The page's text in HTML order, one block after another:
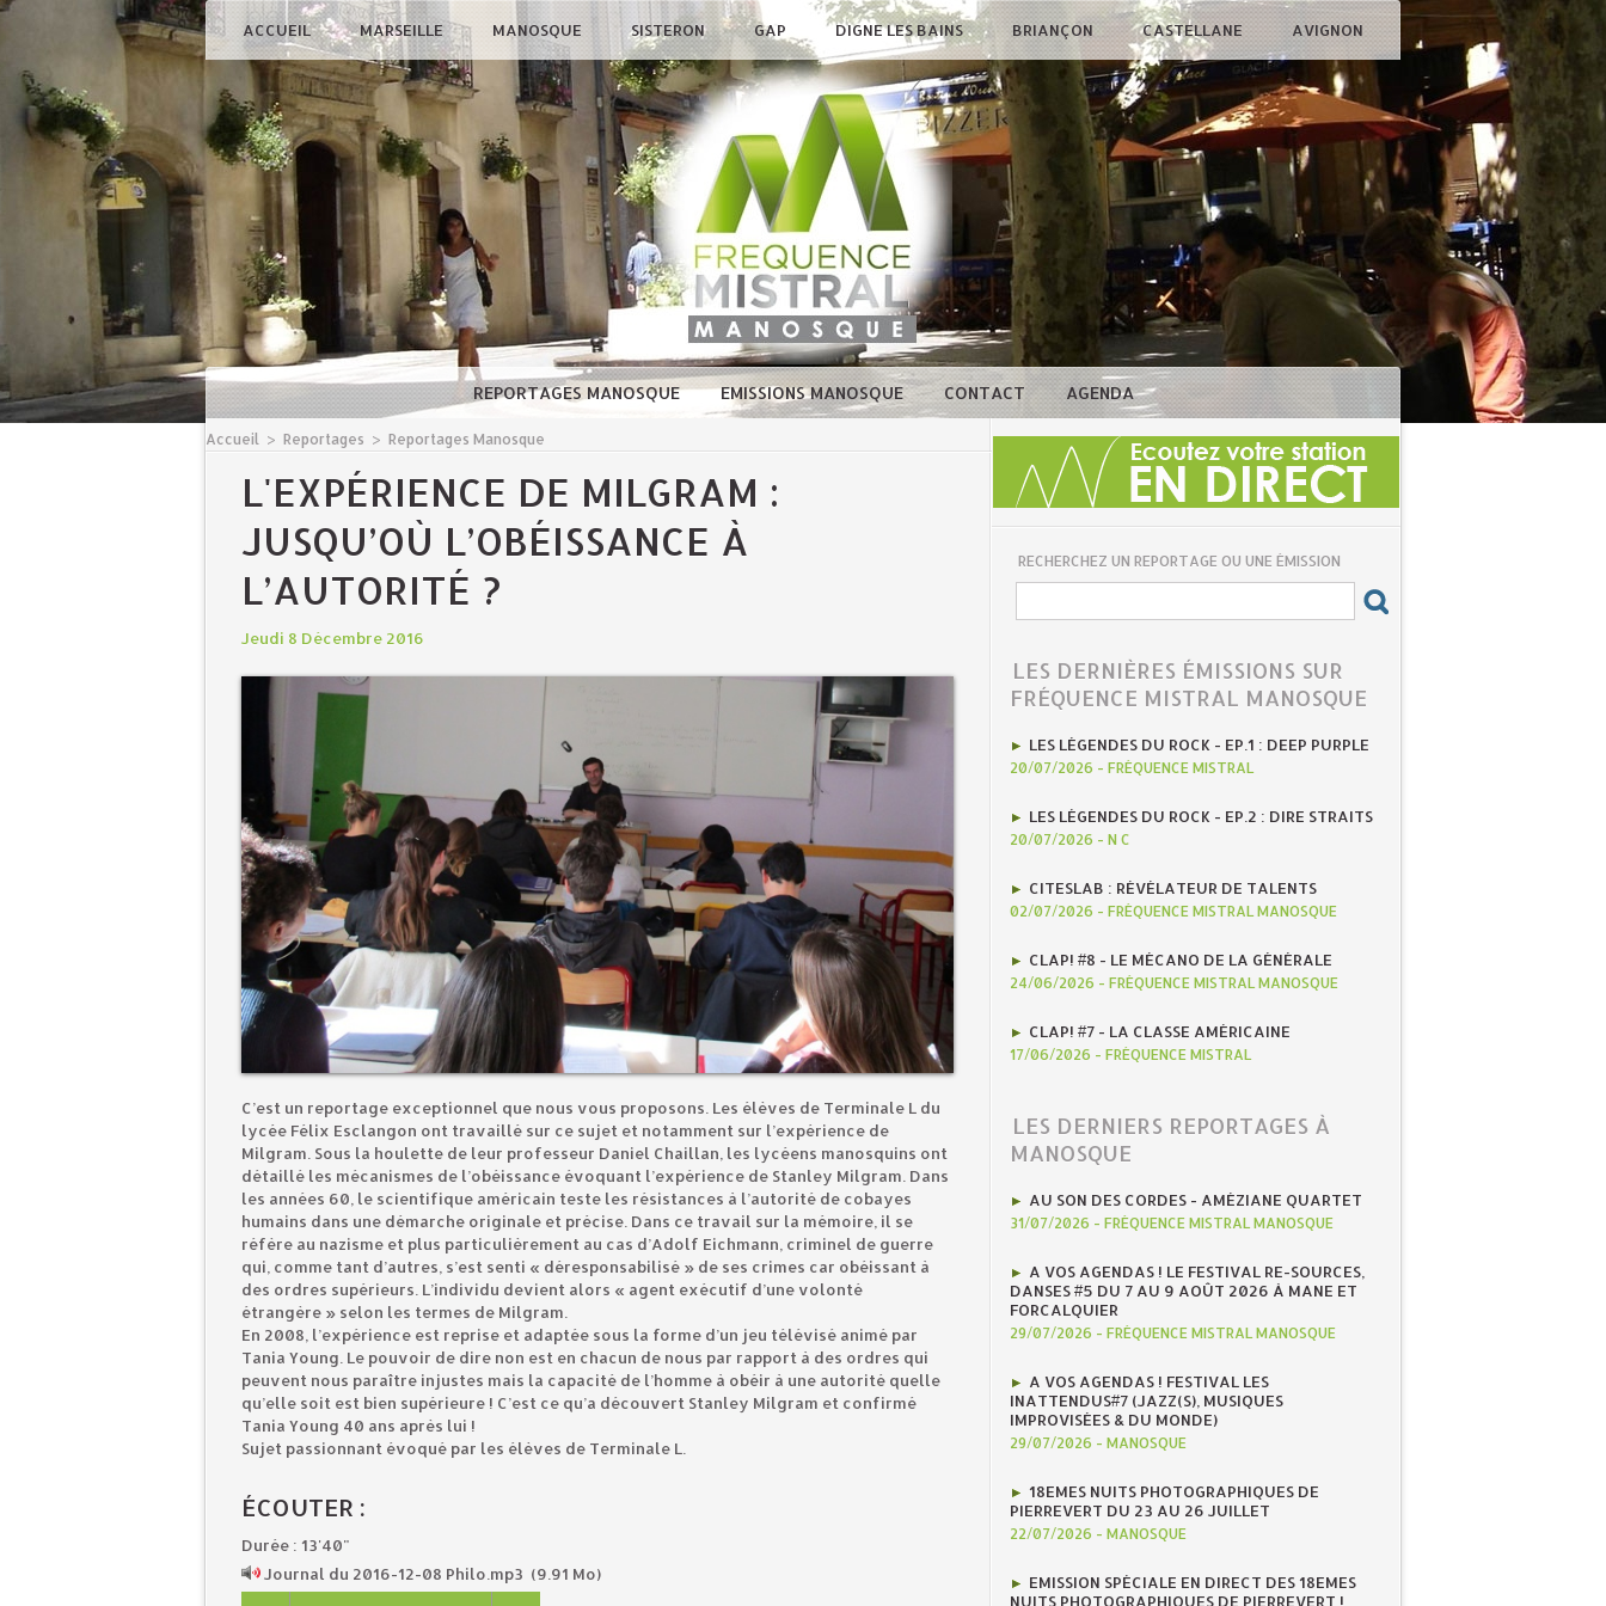
ACCUEIL MARSEILLE MANOSQUE SISTERON GAP DIGNE LES BAINS BRIANÇON CASTELLANE AVIGNON
REPORTAGES MANOSQUE EMISSIONS MANOSQUE CONTACT AGENDA
Accueil > Reportages > Reportages Manosque
L'EXPÉRIENCE DE MILGRAM :
JUSQU’OÙ L’OBÉISSANCE À
L’AUTORITÉ ?
Jeudi 8 Décembre 2016
C’est un reportage exceptionnel que nous vous proposons. Les élèves de Terminale L du
lycée Félix Esclangon ont travaillé sur ce sujet et notamment sur l’expérience de
Milgram. Sous la houlette de leur professeur Daniel Chaillan, les lycéens manosquins ont
détaillé les mécanismes de l’obéissance évoquant l’expérience de Stanley Milgram. Dans
les années 60, le scientifique américain teste les résistances à l’autorité de cobayes
humains dans une démarche originale et précise. Dans ce travail sur la mémoire, il se
réfère au nazisme et plus particulièrement au cas d’Adolf Eichmann, criminel de guerre
qui, comme tant d’autres, s’est senti « déresponsabilisé » de ses crimes car obéissant à
des ordres supérieurs. L’individu devient alors « agent exécutif d’une volonté
étrangère » selon les termes de Milgram.
En 2008, l’expérience est reprise et adaptée sous la forme d’un jeu télévisé animé par
Tania Young. Le pouvoir de dire non est en chacun de nous par rapport à des ordres qui
peuvent nous paraître injustes mais la capacité de l’homme à obéir à une autorité quelle
qu’elle soit est bien supérieure ! C’est ce qu’a découvert Stanley Milgram et confirmé
Tania Young 40 ans après lui !
Sujet passionnant évoqué par les élèves de Terminale L.
ÉCOUTER :
Durée : 13'40"
Journal du 2016-12-08 Philo.mp3 (9.91 Mo)
RECHERCHEZ UN REPORTAGE OU UNE ÉMISSION
LES DERNIÈRES ÉMISSIONS SUR
FRÉQUENCE MISTRAL MANOSQUE
LES LÉGENDES DU ROCK - EP.1 : DEEP PURPLE
20/07/2026 - FRÉQUENCE MISTRAL
LES LÉGENDES DU ROCK - EP.2 : DIRE STRAITS
20/07/2026 - N C
CITESLAB : RÉVÉLATEUR DE TALENTS
02/07/2026 - FRÉQUENCE MISTRAL MANOSQUE
CLAP! #8 - LE MÉCANO DE LA GÉNÉRALE
24/06/2026 - FRÉQUENCE MISTRAL MANOSQUE
CLAP! #7 - LA CLASSE AMÉRICAINE
17/06/2026 - FRÉQUENCE MISTRAL
LES DERNIERS REPORTAGES À
MANOSQUE
AU SON DES CORDES - AMÉZIANE QUARTET
31/07/2026 - FRÉQUENCE MISTRAL MANOSQUE
A VOS AGENDAS ! LE FESTIVAL RE-SOURCES,
DANSES #5 DU 7 AU 9 AOÛT 2026 À MANE ET
FORCALQUIER
29/07/2026 - FRÉQUENCE MISTRAL MANOSQUE
A VOS AGENDAS ! FESTIVAL LES
INATTENDUS#7 (JAZZ(S), MUSIQUES
IMPROVISÉES & DU MONDE)
29/07/2026 - MANOSQUE
18EMES NUITS PHOTOGRAPHIQUES DE
PIERREVERT DU 23 AU 26 JUILLET
22/07/2026 - MANOSQUE
EMISSION SPÉCIALE EN DIRECT DES 18EMES
NUITS PHOTOGRAPHIQUES DE PIERREVERT !